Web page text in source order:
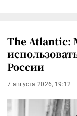
The Atlantic:
России
7 августа 2026, 19:12